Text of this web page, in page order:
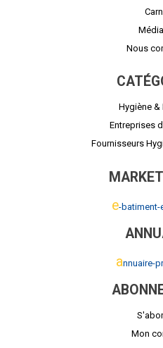
Nous
Hygiène &
Entreprises
Fournisseurs
e-batiment-
annuaire-
Mon